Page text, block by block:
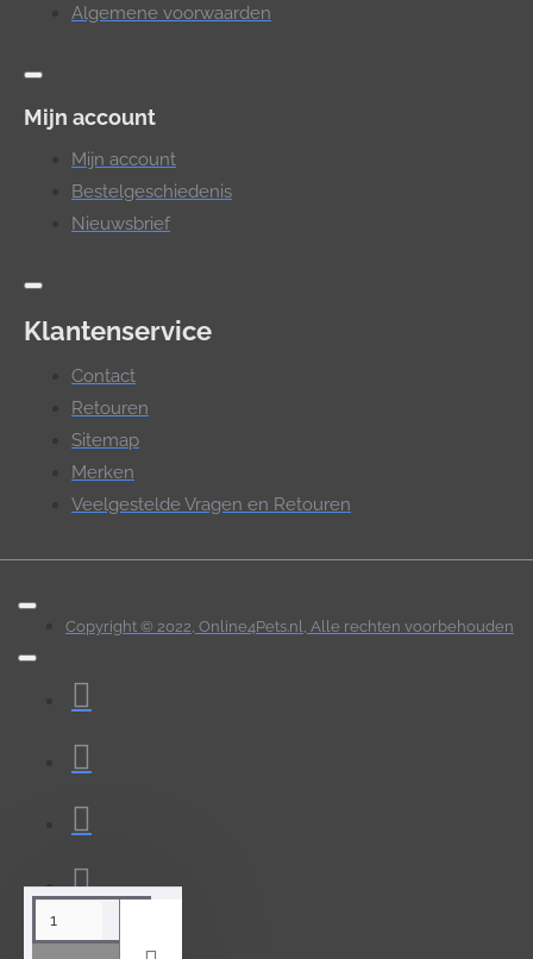
Algemene voorwaarden
Mijn account
Mijn account
Bestelgeschiedenis
Nieuwsbrief
Klantenservice
Contact
Retouren
Sitemap
Merken
Veelgestelde Vragen en Retouren
Copyright © 2022, Online4Pets.nl, Alle rechten voorbehouden